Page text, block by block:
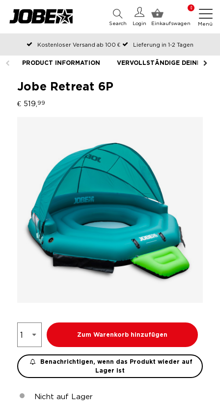
0
Einkaufswagen
Login
Search Menü
Kostenloser Versand ab 100 €
Lieferung in 1-2 Tagen
An Werktagen vor 12:00 Uhr bestellt, noch am selben Tag versendet
Zahlen Sie später oder in Teilen
PRODUCT INFORMATION VERVOLLSTÄNDIGE DEINE
Jobe Retreat 6P
€ 519, 99
Zum Warenkorb hinzufügen
Benachrichtigen, wenn das Produkt wieder auf
Lager ist
Nicht auf Lager